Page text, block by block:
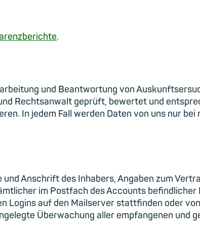
.
und Beantwortung von
Rechtsanwalt geprüft, bewertet und
In jedem Fall werden Daten von uns nur
Anschrift des Inhabers, Angaben zum
im Postfach des Accounts befindlicher
Logins auf den Mailserver stattfinden oder
Überwachung aller empfangenen und